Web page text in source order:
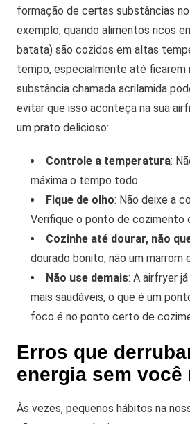
formação de certas substâncias
exemplo, quando alimentos ricos
batata) são cozidos em altas
tempo, especialmente até ficarem
substância chamada acrilamida
evitar que isso aconteça na sua
um prato delicioso:
Controle a temperatura:
máxima o tempo todo.
Fique de olho: Não deixe a
Verifique o ponto de cozimento
Cozinhe até dourar, não
dourado bonito, não um marrom
Não use demais: A airfryer
mais saudáveis, o que é um
foco é no ponto certo de
Erros que
energia sem você
Às vezes, pequenos hábitos na